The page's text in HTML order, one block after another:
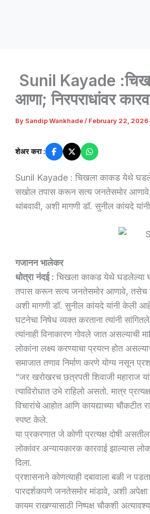
Sunil Kayade
आणा; निरपराधांवर
By Sandip Wankhade / February 22, 2026
शेअर करा :
Sunil Kayade : चिखला काकड येथे
सखोल तपास करून सत्य जनतेसमोर आणावे,
थांबवावी, अशी मागणी डॉ. सुनील कांयदे
गजानन भालेकर
धोत्रा नंदई : चिखला काकड येथे घडलेल्या
तपास करून सत्य जनतेसमोर आणावे, तसेच
अशी मागणी डॉ. सुनील कांयदे यांनी केली
घटनेचा निषेध व्यक्त करताना त्यांनी
त्यांनाही विनाकारण गोवले जात असल्याची
लोकांना लक्ष्य करण्याचा प्रयत्न होत
समाजात तणाव निर्माण करणे योग्य नसून
“जर खरोखरच छत्रपती शिवाजी महाराज
त्याविरोधात उभे राहिलो असतो. मात्र
विचारांचे आहोत आणि कायद्याच्या
स्पष्ट केले.
या प्रकरणात जे कोणी प्रत्यक्ष दोषी असतील
लोकांवर अन्यायकारक कारवाई झाल्यास
दिला.
प्रशासनाने कोणत्याही दबावाला बळी न
पारदर्शकपणे जनतेसमोर मांडावे, अशी
कायम राखण्यासाठी निष्पक्ष चौकशी